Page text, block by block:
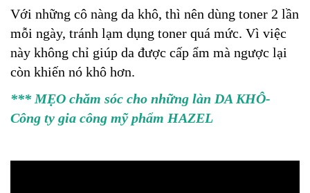
Với những cô nàng da khô, thì nên dùng toner 2 lần
mỗi ngày, tránh lạm dụng toner quá mức. Vì việc
này không chỉ giúp da được cấp ẩm mà ngược lại
còn khiến nó khô hơn.
*** MẸO chăm sóc cho những làn DA KHÔ-
Công ty gia công mỹ phẩm HAZEL